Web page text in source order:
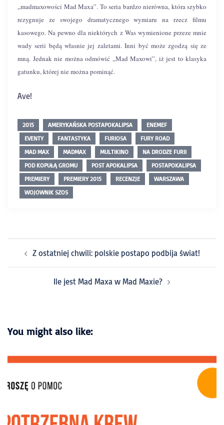
„madmaxowości Mad Maxa”. To seria bardzo nierówna, która szybko
rezygnuje ze swojego dramatycznego wymiaru na rzecz filmu
kasowego. Na pewno dla niektórych z Was wymienione przeze mnie
wady serii będą własnie jej zaletami. Inni być może zgodzą się ze
mną. Jednak nie można odmówić „Mad Maxowi”, iż jest to klasyka
gatunku, której nie można pominąć.
Ave!
2015 AMERYKAŃSKA POSTAPOKALIPSA
ENEMEF
EVENTY
FANTASTYKA FURIOSA
FURY ROAD
MAD MAX
MADMAX MULTIKINO
NA DRODZE FURII
POD KOPUŁĄ GROMU
POST APOKALIPSA
POSTAPOKALIPSA
PREMIERY
PREMIERY 2015 RECENZJE
WARSZAWA
WOJOWNIK SZOS
Z ostatniej chwili: polskie postapo podbija świat!
Ile jest Mad Maxa w Mad Maxie?
You might also like: